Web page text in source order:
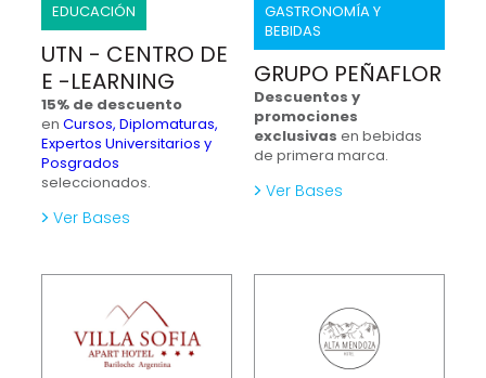
EDUCACIÓN
UTN - CENTRO DE
E -LEARNING
15% de descuento
enCursos, Diplomaturas,
Expertos Universitarios y
Posgrados
seleccionados.
Ver Bases
GASTRONOMÍA Y
BEBIDAS
GRUPO PEÑAFLOR
Descuentos y
promociones
exclusivas en bebidas
de primera marca.
Ver Bases